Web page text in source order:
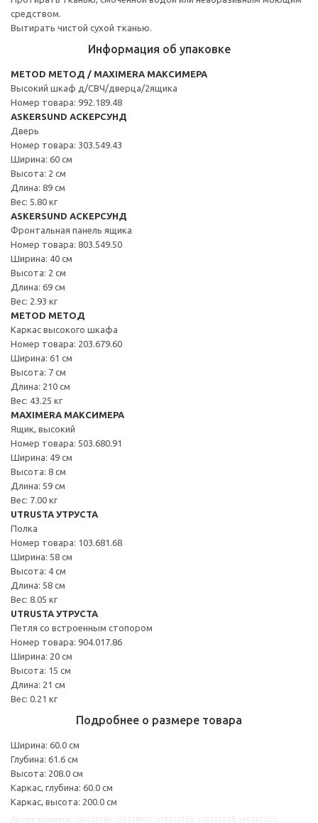
средством.
Вытирать чистой сухой тканью.
Информация об упаковке
METOD МЕТОД / MAXIMERA МАКСИМЕРА
Высокий шкаф д/СВЧ/дверца/2ящика
Номер товара: 992.189.48
ASKERSUND АСКЕРСУНД
Дверь
Номер товара: 303.549.43
Ширина: 60 см
Высота: 2 см
Длина: 89 см
Вес: 5.80 кг
ASKERSUND АСКЕРСУНД
Фронтальная панель ящика
Номер товара: 803.549.50
Ширина: 40 см
Высота: 2 см
Длина: 69 см
Вес: 2.93 кг
METOD МЕТОД
Каркас высокого шкафа
Номер товара: 203.679.60
Ширина: 61 см
Высота: 7 см
Длина: 210 см
Вес: 43.25 кг
MAXIMERA МАКСИМЕРА
Ящик, высокий
Номер товара: 503.680.91
Ширина: 49 см
Высота: 8 см
Длина: 59 см
Вес: 7.00 кг
UTRUSTA УТРУСТА
Полка
Номер товара: 103.681.68
Ширина: 58 см
Высота: 4 см
Длина: 58 см
Вес: 8.05 кг
UTRUSTA УТРУСТА
Петля со встроенным стопором
Номер товара: 904.017.86
Ширина: 20 см
Высота: 15 см
Длина: 21 см
Вес: 0.21 кг
Подробнее о размере товара
Ширина: 60.0 см
Глубина: 61.6 см
Высота: 208.0 см
Каркас, глубина: 60.0 см
Каркас, высота: 200.0 см